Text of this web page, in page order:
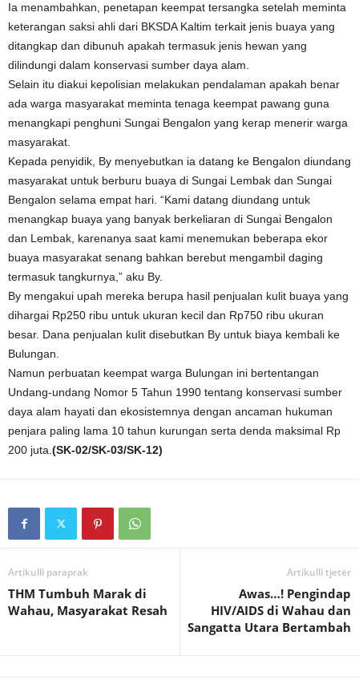
Ia menambahkan, penetapan keempat tersangka setelah meminta
keterangan saksi ahli dari BKSDA Kaltim terkait jenis buaya yang
ditangkap dan dibunuh apakah termasuk jenis hewan yang
dilindungi dalam konservasi sumber daya alam.
Selain itu diakui kepolisian melakukan pendalaman apakah benar
ada warga masyarakat meminta tenaga keempat pawang guna
menangkapi penghuni Sungai Bengalon yang kerap menerir warga
masyarakat.
Kepada penyidik, By menyebutkan ia datang ke Bengalon diundang
masyarakat untuk berburu buaya di Sungai Lembak dan Sungai
Bengalon selama empat hari. “Kami datang diundang untuk
menangkap buaya yang banyak berkeliaran di Sungai Bengalon
dan Lembak, karenanya saat kami menemukan beberapa ekor
buaya masyarakat senang bahkan berebut mengambil daging
termasuk tangkurnya,” aku By.
By mengakui upah mereka berupa hasil penjualan kulit buaya yang
dihargai Rp250 ribu untuk ukuran kecil dan Rp750 ribu ukuran
besar. Dana penjualan kulit disebutkan By untuk biaya kembali ke
Bulungan.
Namun perbuatan keempat warga Bulungan ini bertentangan
Undang-undang Nomor 5 Tahun 1990 tentang konservasi sumber
daya alam hayati dan ekosistemnya dengan ancaman hukuman
penjara paling lama 10 tahun kurungan serta denda maksimal Rp
200 juta. (SK-02/SK-03/SK-12)
Artikulli paraprak
THM Tumbuh Marak di
Wahau, Masyarakat Resah
Artikulli tjetër
Awas…! Pengindap
HIV/AIDS di Wahau dan
Sangatta Utara Bertambah